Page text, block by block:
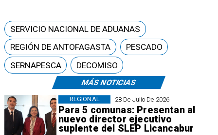
MÁS NOTICIAS
28 De Julio De 2026
Para 5 comunas: Presentan al
nuevo director ejecutivo
suplente del SLEP Licancabur
REGIONAL
SERVICIO NACIONAL DE ADUANAS
REGIÓN DE ANTOFAGASTA
PESCADO
SERNAPESCA
DECOMISO